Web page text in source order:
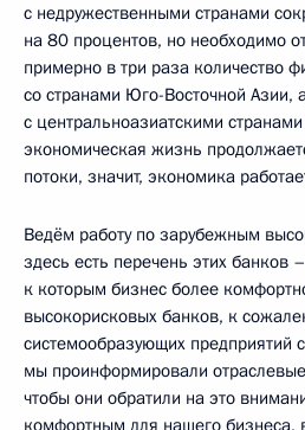
с недружественными странами
на 80 процентов, но необходимо
примерно в три раза количество
со странами Юго-Восточной Азии,
с центральноазиатскими
экономическая жизнь
потоки, значит, экономика
Ведём работу по зарубежным
здесь есть перечень этих банков
к которым бизнес более
высокорисковых банков, к
системообразующих предприятий
мы проинформировали
чтобы они обратили на это